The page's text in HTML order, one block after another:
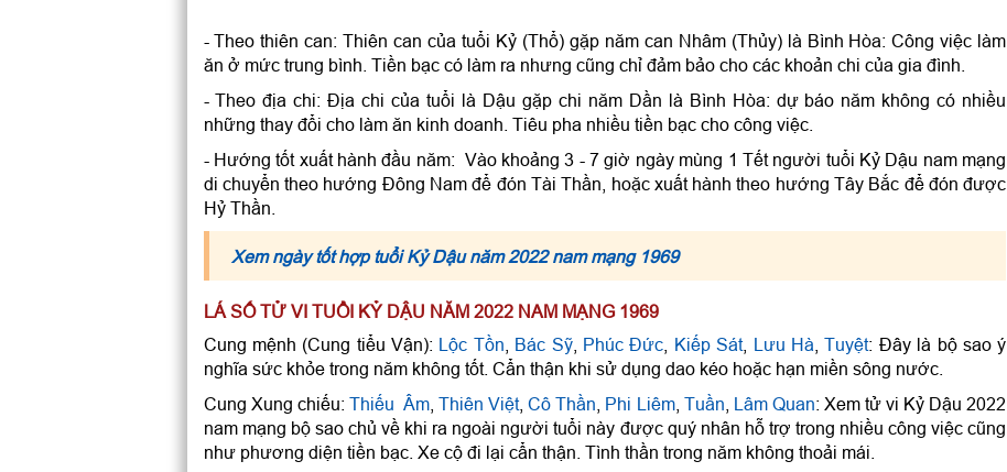
- Theo thiên can: Thiên can của tuổi Kỷ (Thổ) gặp năm can Nhâm (Thủy) là Bình Hòa: Công việc làm
ăn ở mức trung bình. Tiền bạc có làm ra nhưng cũng chỉ đảm bảo cho các khoản chi của gia đình.
- Theo địa chi: Địa chi của tuổi là Dậu gặp chi năm Dần là Bình Hòa: dự báo năm không có nhiều
những thay đổi cho làm ăn kinh doanh. Tiêu pha nhiều tiền bạc cho công việc.
- Hướng tốt xuất hành đầu năm: Vào khoảng 3 - 7 giờ ngày mùng 1 Tết người tuổi Kỷ Dậu nam mạng
di chuyển theo hướng Đông Nam để đón Tài Thần, hoặc xuất hành theo hướng Tây Bắc để đón được
Hỷ Thần.
Xem ngày tốt hợp tuổi Kỷ Dậu năm 2022 nam mạng 1969
LÁ SỐ TỬ VI TUỔI KỶ DẬU NĂM 2022 NAM MẠNG 1969
Cung mệnh (Cung tiểu Vận): Lộc Tồn Bác Sỹ, Phúc Đức Kiếp Sát, Lưu Hà ,Tuyệt: Đây là bộ sao ý
nghĩa sức khỏe trong năm không tốt. Cẩn thận khi sử dụng dao kéo hoặc hạn miền sông nước.
Cung Xung chiếu: Thiếu Âm,Thiên Việt,Cô Thần Phi Liêm, Tuần Lâm Quan: Xem tử vi Kỷ Dậu 2022
nam mạng bộ sao chủ về khi ra ngoài người tuổi này được quý nhân hỗ trợ trong nhiều công việc cũng
như phương diện tiền bạc. Xe cộ đi lại cẩn thận. Tình thần trong năm không thoải mái.